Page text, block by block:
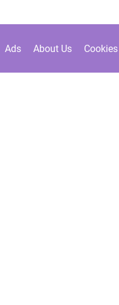
Ads About Us Cookies